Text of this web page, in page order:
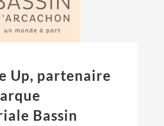
Up, partenaire
Bassin